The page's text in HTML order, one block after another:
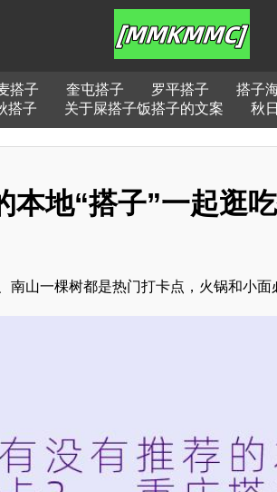
搭子 奎屯搭子 罗平搭子 搭子
搭子 关于屎搭子饭搭子的文案 秋
地“搭子”一起逛
南山一棵树都是热门打卡点，火锅和小